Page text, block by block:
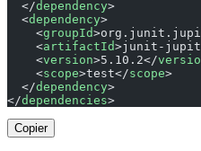
  </
dependency>
  <
dependency>
    <
groupId
    <
artifactId>junit-
    <
version>5.10.2</
    <
scope>test</scope>
  </
dependency>
</dependencies>
Copier